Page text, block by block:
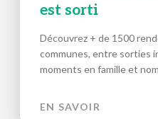
est sorti
Découvrez + de 1500
communes, entre sorties
moments en famille et
EN SAVOIR